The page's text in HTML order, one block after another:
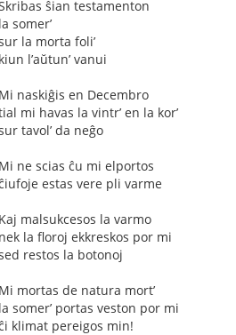
ŝian testamenton
la somer’
la morta foli’
kiun l’aŭtun’ vanui
Mi naskiĝis en Decembro
mi havas la vintr’ en la kor’
tavol’ da neĝo
Mi ne scias ĉu mi elportos
estas vere pli varme
Kaj malsukcesos la varmo
nek la floroj ekkreskos por mi
restos la botonoj
Mi mortas de natura mort’
la somer’ portas veston por mi
klimat pereigos min!